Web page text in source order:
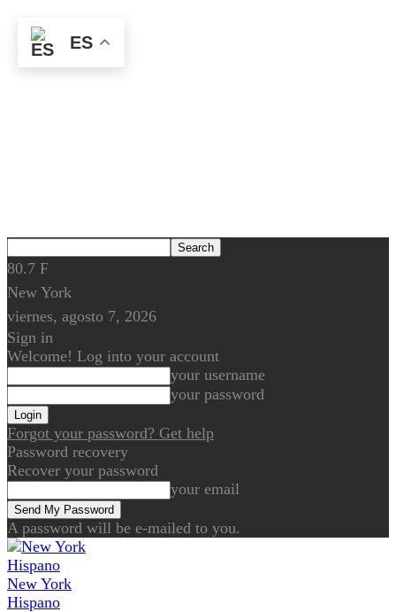
80.7 F
New York
viernes, agosto 7, 2026
Sign in
Welcome! Log into your account
your username
your password
Forgot your password? Get help
Password recovery
Recover your password
your email
A password will be e-mailed to you.
New York
Hispano
ES